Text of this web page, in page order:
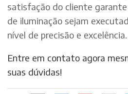
satisfação do cliente
de iluminação sejam
nível de precisão e excelência.
Entre em contato agora
suas dúvidas!